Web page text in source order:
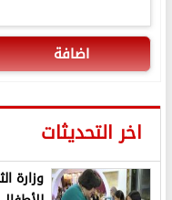
اضافة
اخر التحديثات
وزارة